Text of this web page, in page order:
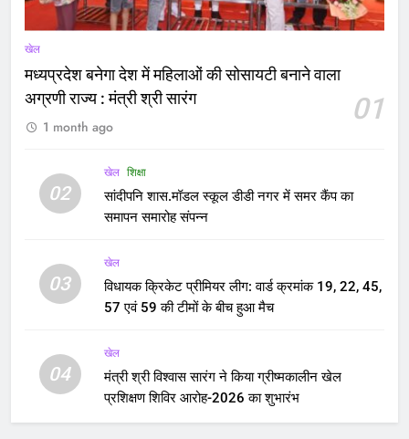
खेल
मध्यप्रदेश बनेगा देश में महिलाओं की सोसायटी बनाने वाला
अग्रणी राज्य : मंत्री श्री सारंग
01
1 month ago
02
खेल शिक्षा
सांदीपनि शास.मॉडल स्कूल डीडी नगर में समर कैंप का
समापन समारोह संपन्न
03
खेल
विधायक क्रिकेट प्रीमियर लीग: वार्ड क्रमांक 19, 22, 45,
57 एवं 59 की टीमों के बीच हुआ मैच
04
खेल
मंत्री श्री विश्वास सारंग ने किया ग्रीष्मकालीन खेल
प्रशिक्षण शिविर आरोह-2026 का शुभारंभ